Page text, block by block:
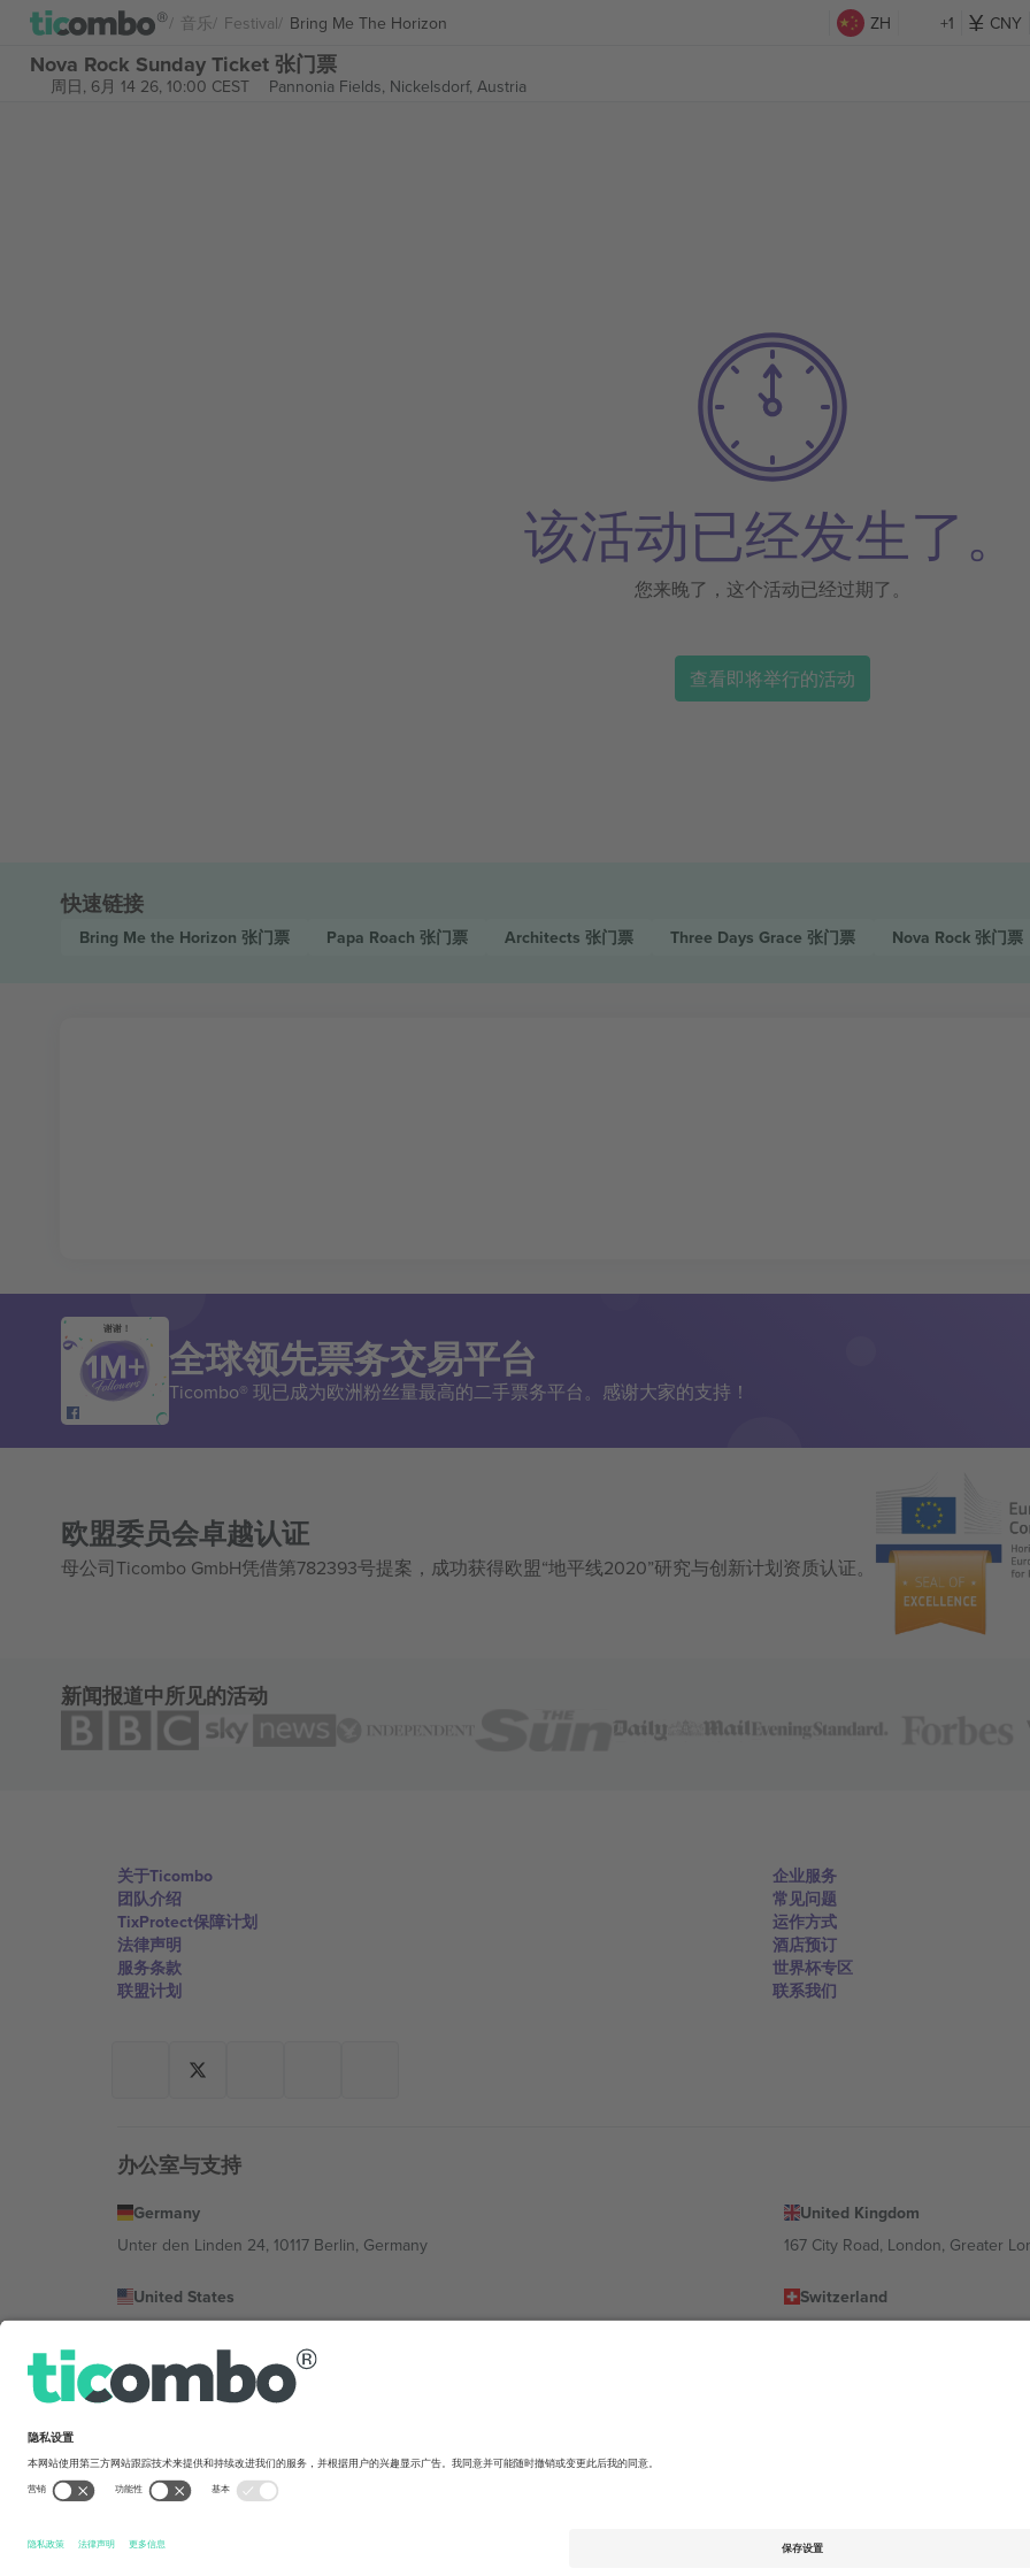
音乐 Festival Bring Me The Horizon ZH +1 CNY
Nova Rock Sunday Ticket 张门票
周日, 6月 14 26, 10:00 CEST Pannonia Fields, Nickelsdorf, Austria
该活动已经发生了。
您来晚了，这个活动已经过期了。
查看即将举行的活动
快速链接
Bring Me the Horizon 张门票 Papa Roach 张门票 Architects 张门票 Three Days Grace 张门票 Nova Rock 张门票
谢谢！
全球领先票务交易平台
Ticombo® 现已成为欧洲粉丝量最高的二手票务平台。感谢大家的支持！
欧盟委员会卓越认证
母公司Ticombo GmbH凭借第782393号提案，成功获得欧盟“地平线2020”研究与创新计划资质认证。
新闻报道中所见的活动
关于Ticombo
团队介绍
TixProtect保障计划
法律声明
服务条款
联盟计划
企业服务
常见问题
运作方式
酒店预订
世界杯专区
联系我们
办公室与支持
Germany
Unter den Linden 24, 10117 Berlin, Germany
United Kingdom
167 City Road, London, Greater
United States
Switzerland
Bulgaria
Mexico
Av Chapultepec 360, Roma Norte, Cuauhtémoc, 06700 Ciudad de México, CDMX, Mexico
平台提供商的法律实体可能会因地点、活动和/或领域而有所不同。有关详细信息，请查看特定活动页面、版权声明和条款。,